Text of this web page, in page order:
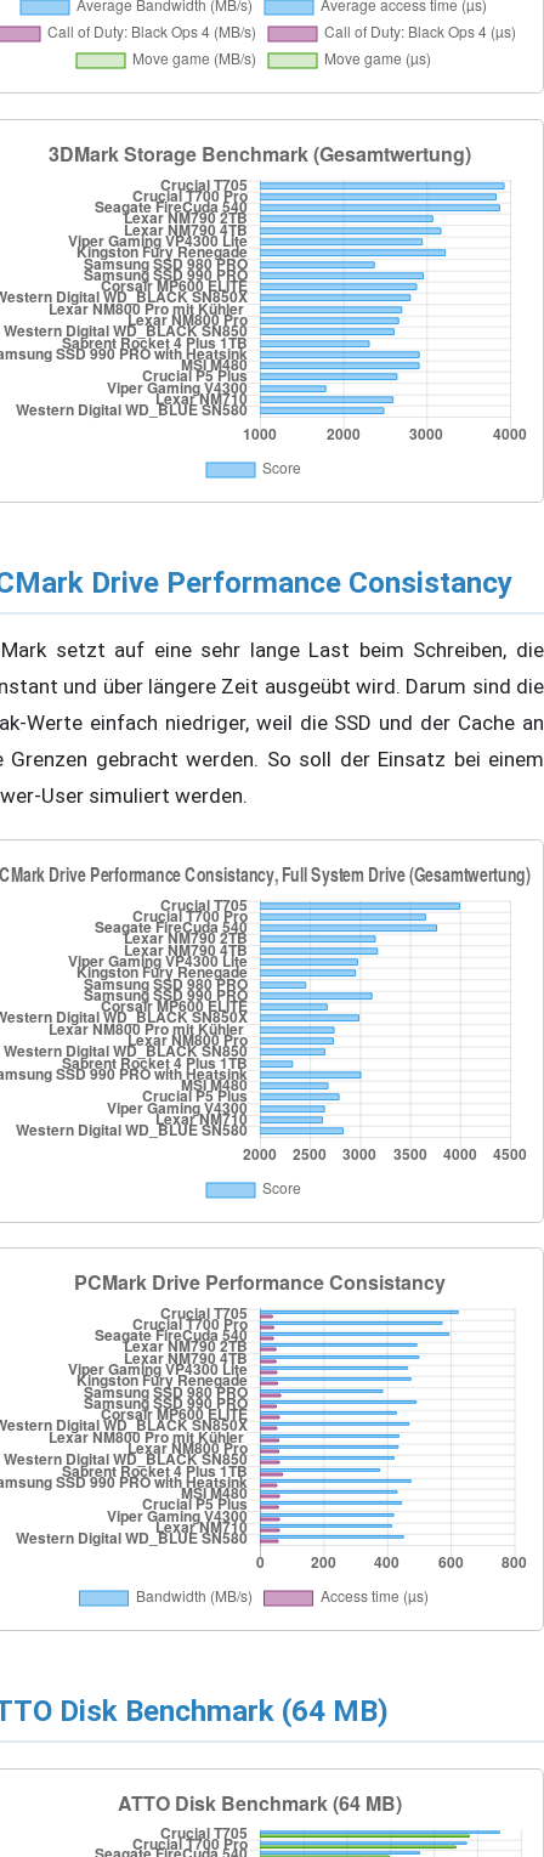
Drive Performance Consistancy
setzt auf eine sehr lange Last beim Schreiben, die
und über längere Zeit ausgeübt wird. Darum sind die
Werte einfach niedriger, weil die SSD und der Cache an
Grenzen gebracht werden. So soll der Einsatz bei einem
User simuliert werden.
Disk Benchmark (64 MB)